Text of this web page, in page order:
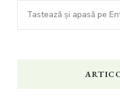
Cauți
ceva?